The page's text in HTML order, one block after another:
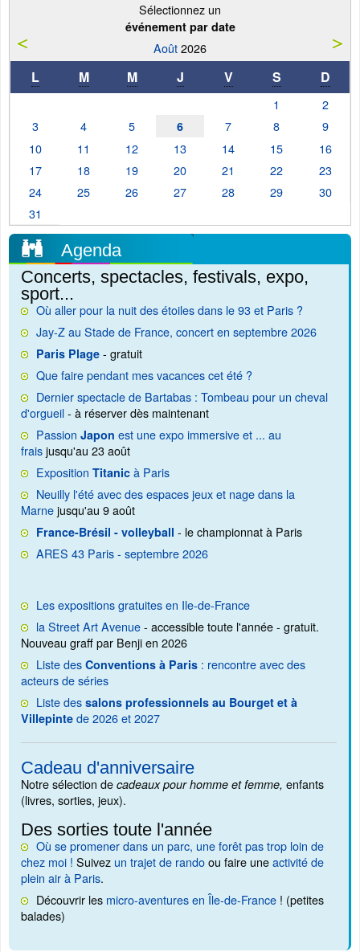
Sélectionnez un
événement par date
Août2026
L M M J V S D
1
2
3
4 5 6 7 8
9
10
11 12 13 14 15
16
17
18 19 20 21 22
23
24
25 26 27 28 29
30
31
Agenda
Concerts, spectacles, festivals, expo,
sport...
Où aller pour la nuit des étoiles dans le 93 et Paris ?
Jay-Z au Stade de France, concert en septembre 2026
Paris Plage - gratuit
Que faire pendant mes vacances cet été ?
Dernier spectacle de Bartabas : Tombeau pour un cheval
d'orgueil- à réserver dès maintenant
Passion Japon est une expo immersive et ... au
fraisjusqu'au 23 août
Exposition Titanic à Paris
Neuilly l'été avec des espaces jeux et nage dans la
Marnejusqu'au 9 août
France-Brésil - volleyball - le championnat à Paris
ARES 43 Paris - septembre 2026
Les expositions gratuites en Ile-de-France
la Street Art Avenue- accessible toute l'année - gratuit.
Nouveau graff par Benji en 2026
Liste des Conventions à Paris : rencontre avec des
acteurs de séries
Liste des salons professionnels au Bourget et à
Villepinte de 2026 et 2027
Cadeau d'anniversaire
Notre sélection de cadeaux pour homme et femme, enfants
(livres, sorties, jeux).
Des sorties toute l'année
Où se promener dans un parc, une forêt pas trop loin de
chez moi ! Suivez un trajet de randoou faire uneactivité de
plein air à Paris.
Découvrir les micro-aventures en Île-de-France ! (petites
balades)